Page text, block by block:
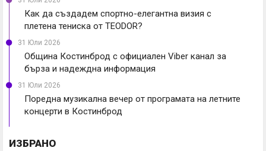
Как да създадем спортно-елегантна визия с
плетена тениска от TEODOR?
31 Юли 2026
Община Костинброд с официален Viber канал за
бърза и надеждна информация
31 Юли 2026
Поредна музикална вечер от програмата на летните
концерти в Костинброд
ИЗБРАНО